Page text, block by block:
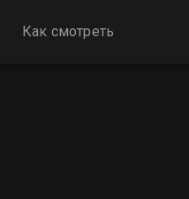
Как смотреть